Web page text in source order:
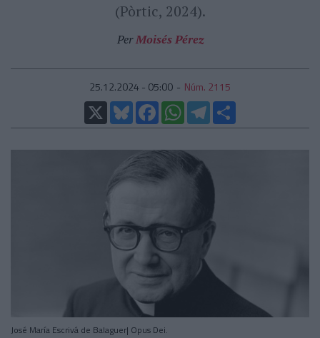
(Pòrtic, 2024).
PerMoisés Pérez
25.12.2024 - 05:00
Núm. 2115
X
BlueskyFacebookWhatsAppTelegram
José María Escrivá de Balaguer| Opus Dei.